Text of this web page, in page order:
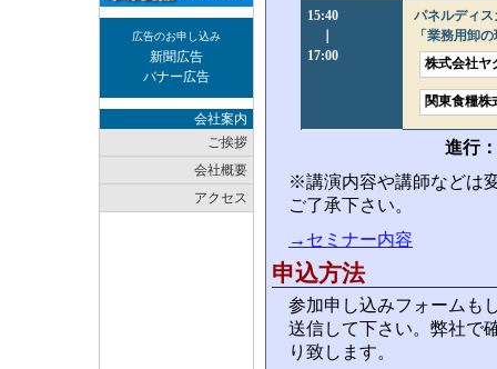
広告のお申し込み
新聞広告
バナー広告
会社案内
ご挨拶
会社概要
アクセス
15:40
17:00
パネルディ
「業務用卸
株式会社ヤ
関東食糧株
進行
※講演内容や講師などは
ご了承下さい。
→セミナー内容
申込方法
参加申し込みフォームも
送信して下さい。弊社で
り致します。